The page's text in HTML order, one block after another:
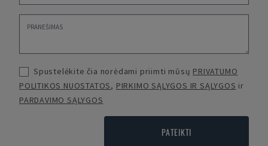
Spustelėkite čia norėdami priimti mūsų PRIVATUMO
POLITIKOS NUOSTATOS, PIRKIMO SĄLYGOS IR SĄLYGOS ir
PARDAVIMO SĄLYGOS
PATEIKTI